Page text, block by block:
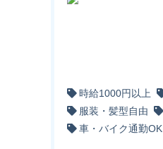
時給1000円以上
服装・髪型自由
車・バイク通勤OK